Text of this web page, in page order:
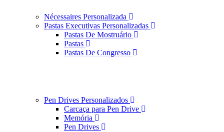
Nécessaires Personalizada
Pastas Executivas Personalizadas
Pastas De Mostruário
Pastas
Pastas De Congresso
Pen Drives Personalizados
Carcaça para Pen Drive
Memória
Pen Drives